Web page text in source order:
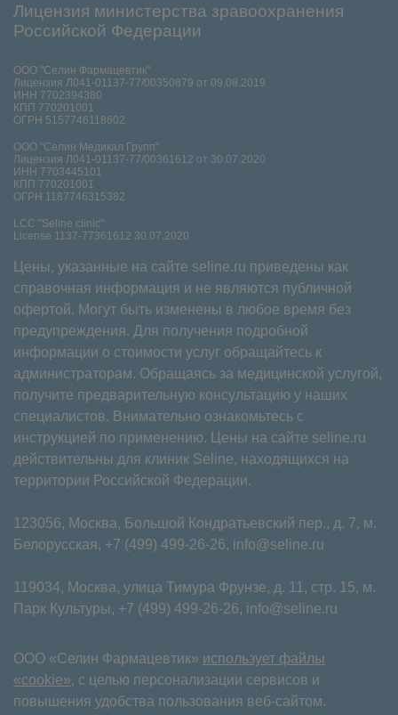
Лицензия министерства зравоохранения
Российской Федерации
ООО "Селин Фармацевтик"
Лицензия Л041-01137-77/00350879 от 09.08.2019
ИНН 7702394380
КПП 770201001
ОГРН 5157746118602
ООО "Селин Медикал Групп"
Лицензия Л041-01137-77/00361612 от 30.07.2020
ИНН 7703445101
КПП 770201001
ОГРН 1187746315382
LCC "Seline clinic"
License 1137-77361612 30.07.2020
Цены, указанные на сайте seline.ru приведены как
справочная информация и не являются публичной
офертой. Могут быть изменены в любое время без
предупреждения. Для получения подробной
информации о стоимости услуг обращайтесь к
администраторам. Обращаясь за медицинской услугой,
получите предварительную консультацию у наших
специалистов. Внимательно ознакомьтесь с
инструкцией по применению. Цены на сайте seline.ru
действительны для клиник Seline, находящихся на
территории Российской Федерации.
123056, Москва, Большой Кондратьевский пер., д. 7, м.
Белорусская, +7 (499) 499-26-26, info@seline.ru
119034, Москва, улица Тимура Фрунзе, д. 11⁠, стр. 15, м.
Парк Культуры, +7 (499) 499-26-26, info@seline.ru
ООО «Селин Фармацевтик» использует файлы
«cookie», с целью персонализации сервисов и
повышения удобства пользования веб-сайтом.